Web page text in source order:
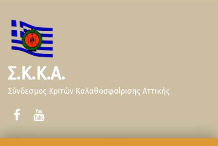
Σ.Κ.Κ.Α.
Σύνδεσμος Κριτών Καλαθοσφαίρισης Αττικής